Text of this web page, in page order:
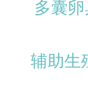
多囊
辅助生